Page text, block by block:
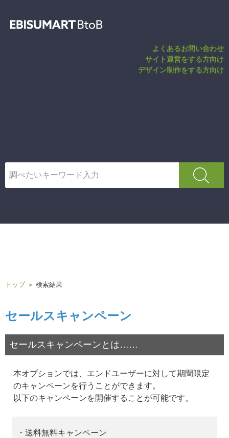
よくあるお問い合わせ
サイト運営をする方向け
デザイン制作をする方向け
トップ ＞ 検索結果
セールスキャンペーン
セールスキャンペーンとは……
本オプションでは、エンドユーザーに対して期間限定
のキャンペーンを行うことができます。
以下のキャンペーンを開催することが可能です。
・送料無料キャンペーン